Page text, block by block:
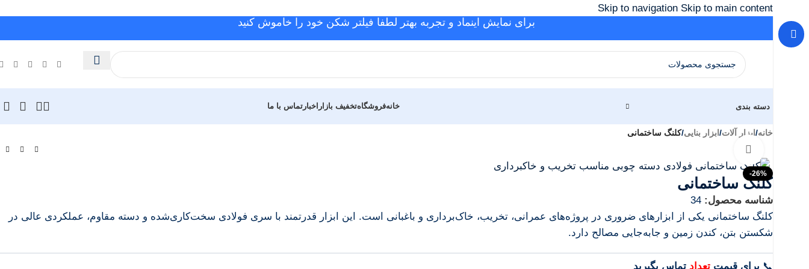
Skip to navigation Skip to main content
برای نمایش اینماد و تجربه بهتر لطفا فیلتر شکن خود را خاموش کنید
دسته بندی خانهفروشگاهتخفیف بازار اخبارتماس با ما
خانه/ ابزار آلات/ ابزار بنایی/کلنگ ساختمانی
-26%
کلنگ ساختمانی
شناسه محصول: 34
کلنگ ساختمانی یکی از ابزارهای ضروری در پروژه‌های عمرانی، تخریب، خاک‌برداری و باغبانی است. این ابزار قدرتمند با سری فولادی سخت‌کاری‌شده و دسته مقاوم، عملکردی عالی در
شکستن بتن، کندن زمین و جابه‌جایی مصالح دارد.
📞 برای قیمت تعداد تماس بگیرید